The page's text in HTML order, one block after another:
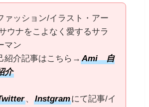
ァッション/イラスト・アー
サウナをこよなく愛するサラ
マン
紹介記事はこちら→Ami 自
介
、Instgramにて記事/イ